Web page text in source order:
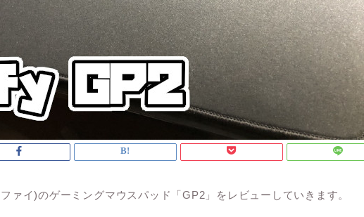
ァイ)のゲーミングマウスパッド「GP2」をレビューしていきます。